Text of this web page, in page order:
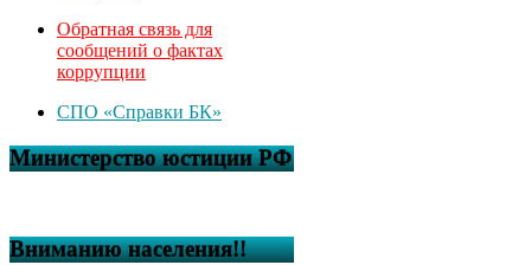
Обратная связь для
сообщений о фактах
коррупции
СПО «Справки БК»
Министерство юстиции РФ
Вниманию населения!!